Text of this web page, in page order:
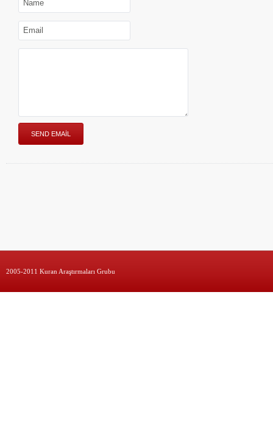
2005-2011 Kuran Araştırmaları Grubu